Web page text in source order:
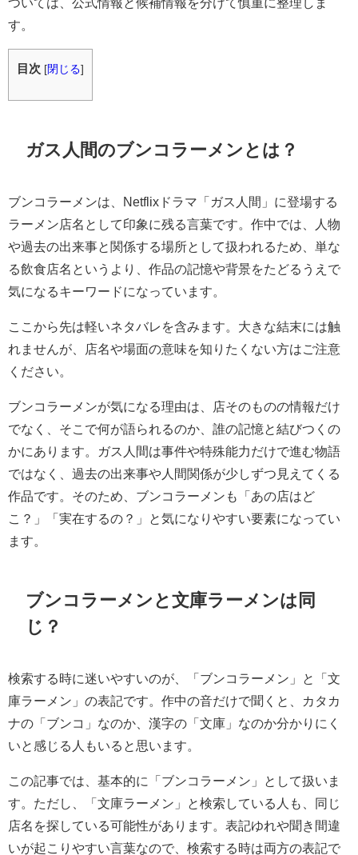
す。
目次 [閉じる]
ガス人間のブンコラーメンとは？
ブンコラーメンは、Netflixドラマ「ガス人間」に登場する
ラーメン店名として印象に残る言葉です。作中では、人物
や過去の出来事と関係する場所として扱われるため、単な
る飲食店名というより、作品の記憶や背景をたどるうえで
気になるキーワードになっています。
ここから先は軽いネタバレを含みます。大きな結末には触
れませんが、店名や場面の意味を知りたくない方はご注意
ください。
ブンコラーメンが気になる理由は、店そのものの情報だけ
でなく、そこで何が語られるのか、誰の記憶と結びつくの
かにあります。ガス人間は事件や特殊能力だけで進む物語
ではなく、過去の出来事や人間関係が少しずつ見えてくる
作品です。そのため、ブンコラーメンも「あの店はど
こ？」「実在するの？」と気になりやすい要素になってい
ます。
ブンコラーメンと文庫ラーメンは同
じ？
検索する時に迷いやすいのが、「ブンコラーメン」と「文
庫ラーメン」の表記です。作中の音だけで聞くと、カタカ
ナの「ブンコ」なのか、漢字の「文庫」なのか分かりにく
いと感じる人もいると思います。
この記事では、基本的に「ブンコラーメン」として扱いま
す。ただし、「文庫ラーメン」と検索している人も、同じ
店名を探している可能性があります。表記ゆれや聞き間違
いが起こりやすい言葉なので、検索する時は両方の表記で